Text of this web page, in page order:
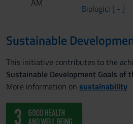
AM
Biologici [ - ]
Sustainable
This initiative contributes to the
Sustainable Development Goals of
More information on sustainability